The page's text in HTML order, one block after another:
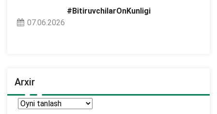
#BitiruvchilarOnKunligi
07.06.2026
Arxir
Arxir